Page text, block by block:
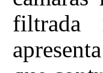
filtrada